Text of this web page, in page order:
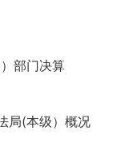
部门决算
(本级）概况